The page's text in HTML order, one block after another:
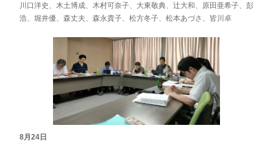
川口洋史、木土博成、木村可奈子、大東敬典、辻大和、原田亜希子、彭
浩、堀井優、森丈夫、森永貴子、松方冬子、松本あづさ、皆川卓
8月24日